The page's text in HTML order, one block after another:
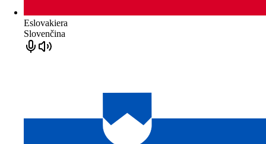
Eslovakiera
Slovenčina